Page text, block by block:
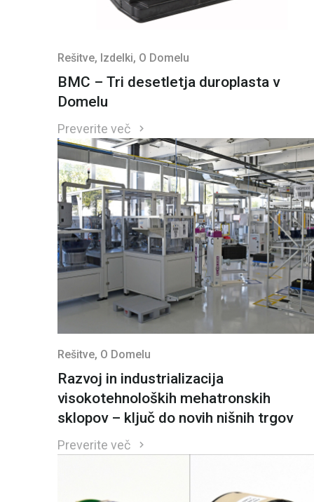
Rešitve, Izdelki, O Domelu
BMC – Tri desetletja duroplasta v
Domelu
Preverite več
Rešitve, O Domelu
Razvoj in industrializacija
visokotehnoloških mehatronskih
sklopov – ključ do novih nišnih trgov
Preverite več